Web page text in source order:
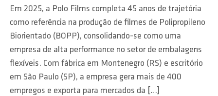
Em 2025, a Polo Films completa 45 anos de trajetória
como referência na produção de filmes de Polipropileno
Biorientado (BOPP), consolidando-se como uma
empresa de alta performance no setor de embalagens
flexíveis. Com fábrica em Montenegro (RS) e escritório
em São Paulo (SP), a empresa gera mais de 400
empregos e exporta para mercados da […]